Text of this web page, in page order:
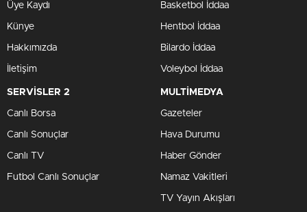
Üye Kaydı
Künye
Hakkımızda
İletişim
Basketbol İddaa
Hentbol İddaa
Bilardo İddaa
Voleybol İddaa
SERVİSLER 2
Canlı Borsa
Canlı Sonuçlar
Canlı TV
Futbol Canlı Sonuçlar
MULTİMEDYA
Gazeteler
Hava Durumu
Haber Gönder
Namaz Vakitleri
TV Yayın Akışları